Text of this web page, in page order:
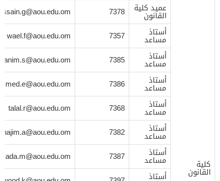
كلية
القانون
عميد كلية
القانون 7378
أستاذ
مساعد 7357
wael.f@aou.edu.om
أستاذ
مساعد 7385
أستاذ
مساعد 7386
أستاذ
مساعد 7368
talal.r@aou.edu.om
أستاذ
مساعد 7382
najim.a@aou.edu.om
أستاذ
مساعد 7387
أستاذ